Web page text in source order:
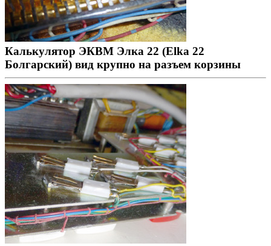
Калькулятор ЭКВМ Элка 22 (Elka 22
Болгарский) вид крупно на разъем корзины